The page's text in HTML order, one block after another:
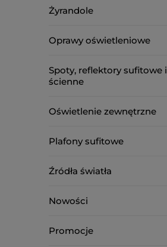
Żyrandole
Oprawy oświetleniowe
Spoty, reflektory sufitowe i
ścienne
Oświetlenie zewnętrzne
Plafony sufitowe
Źródła światła
Nowości
Promocje